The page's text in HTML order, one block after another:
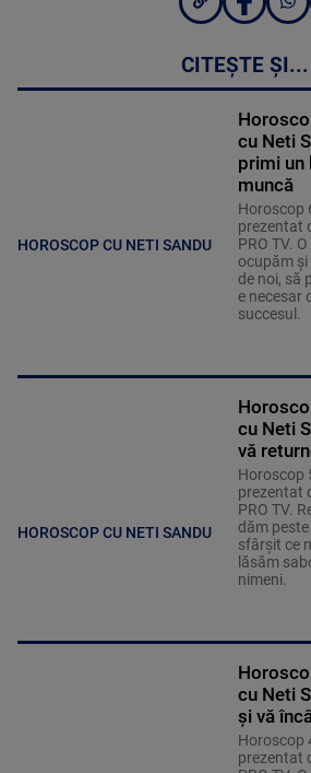
CITEȘTE ȘI...
HOROSCOP CU NETI SANDU
cu Neti
primi un
muncă
Horoscop
prezentat
PRO TV.
ocupăm și
de noi, să
e necesar
succesul.
HOROSCOP CU NETI SANDU
cu Neti
vă
Horoscop
prezentat
PRO TV.
dăm
sfârșit ce
lăsăm
nimeni.
cu Neti
și vă
Horoscop
prezentat